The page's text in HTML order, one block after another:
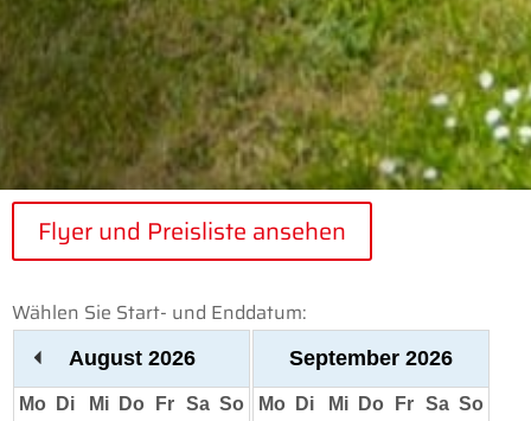
Flyer und Preisliste ansehen
Wählen Sie Start- und Enddatum:
August 2026
Mo Di Mi Do Fr Sa So
September 2026
Mo Di Mi Do Fr Sa So